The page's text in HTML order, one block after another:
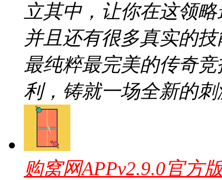
立其中，让你在这领
并且还有很多真实的
最纯粹最完美的传奇
利，铸就一场全新的
购窝网APPv2.9.0官方